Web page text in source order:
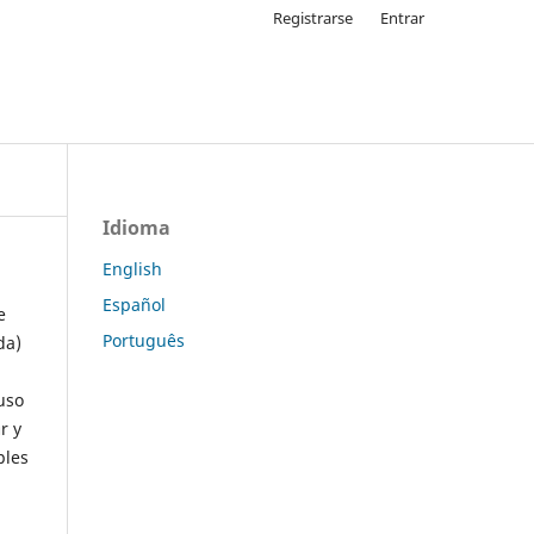
Registrarse Entrar
y
Idioma
English
Español
Português